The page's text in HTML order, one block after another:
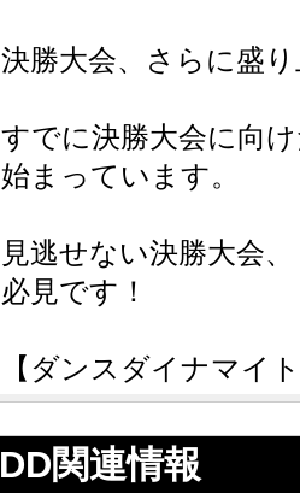
決勝大会、さらに盛
すでに決勝大会に向
始まっています。
見逃せない決勝大会、
必見です！
【ダンスダイナマイ
DD関連情報